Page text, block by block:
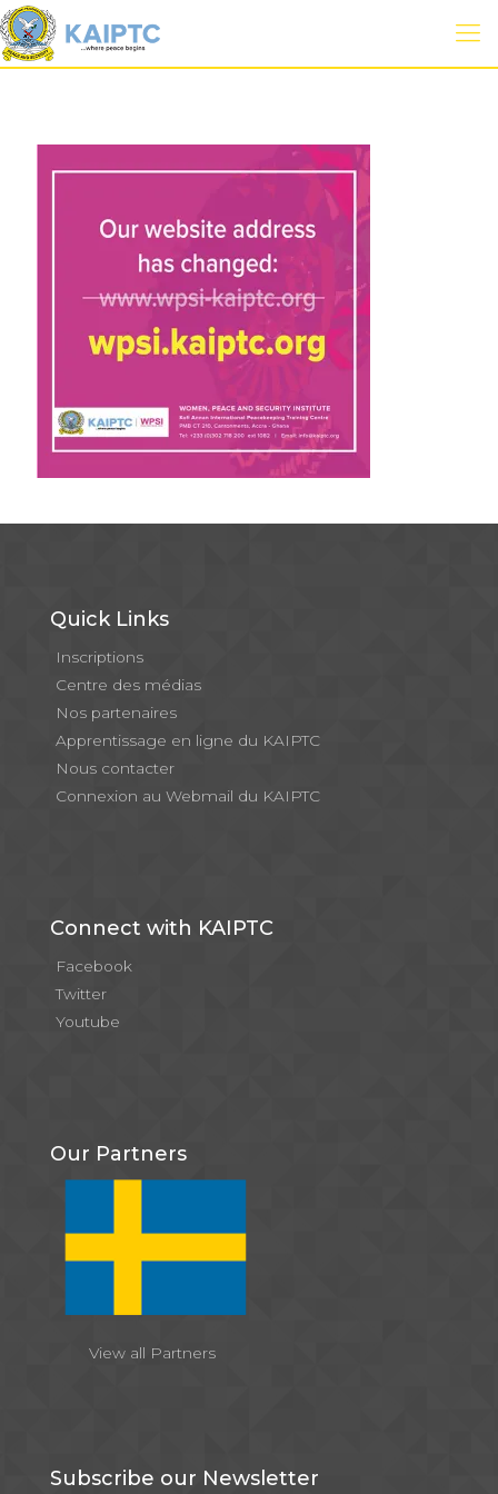
Quick Links
Inscriptions
Centre des médias
Nos partenaires
Apprentissage en ligne du KAIPTC
Nous contacter
Connexion au Webmail du KAIPTC
Connect with KAIPTC
Facebook
Twitter
Youtube
Our Partners
View all Partners
Subscribe our Newsletter